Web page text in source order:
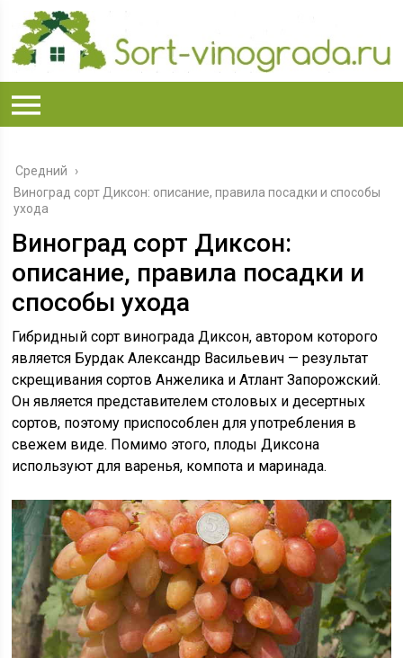
Средний
›
Виноград сорт Диксон: описание, правила посадки и способы
ухода
Виноград сорт Диксон:
описание, правила посадки и
способы ухода
Гибридный сорт винограда Диксон, автором которого
является Бурдак Александр Васильевич — результат
скрещивания сортов Анжелика и Атлант Запорожский.
Он является представителем столовых и десертных
сортов, поэтому приспособлен для употребления в
свежем виде. Помимо этого, плоды Диксона
используют для варенья, компота и маринада.